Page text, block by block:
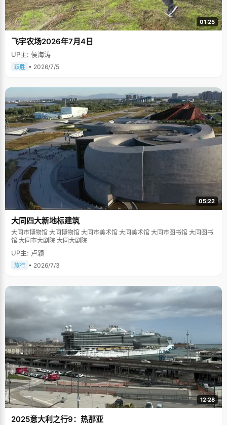
01:25
飞宇农场2026年7月4日
UP主: 侯海涛
跃胜 • 2026/7/5
05:22
大同四大新地标建筑
大同市博物馆 大同博物馆 大同市美术馆 大同美术馆 大同市图书馆 大同图书
馆 大同市大剧院 大同大剧院
UP主: 卢颖
旅行 • 2026/7/3
12:28
2025意大利之行9：热那亚